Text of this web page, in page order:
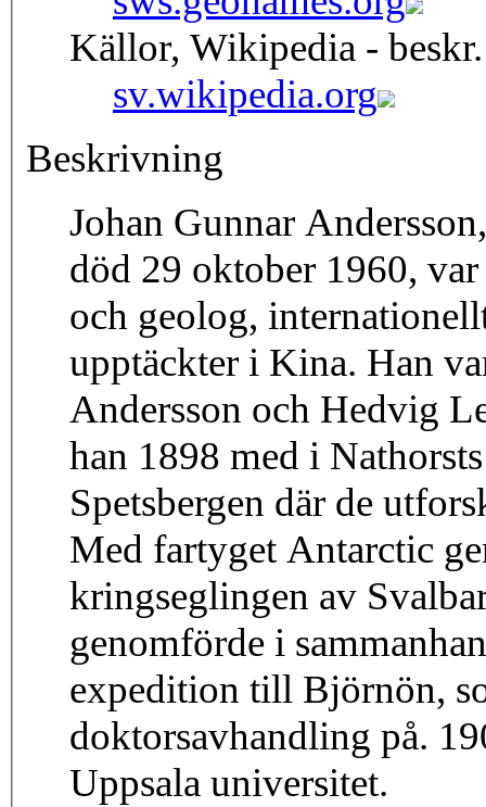
Källor, Wikipedia -
sv.wikipedia.org
Beskrivning
Johan Gunnar
död 29 oktober 1960,
och geolog,
upptäckter i Kina. Han
Andersson och Hedvig
han 1898 med i
Spetsbergen där de
Med fartyget Antarctic
kringseglingen av
genomförde i
expedition till Björnön,
doktorsavhandling på.
Uppsala universitet.